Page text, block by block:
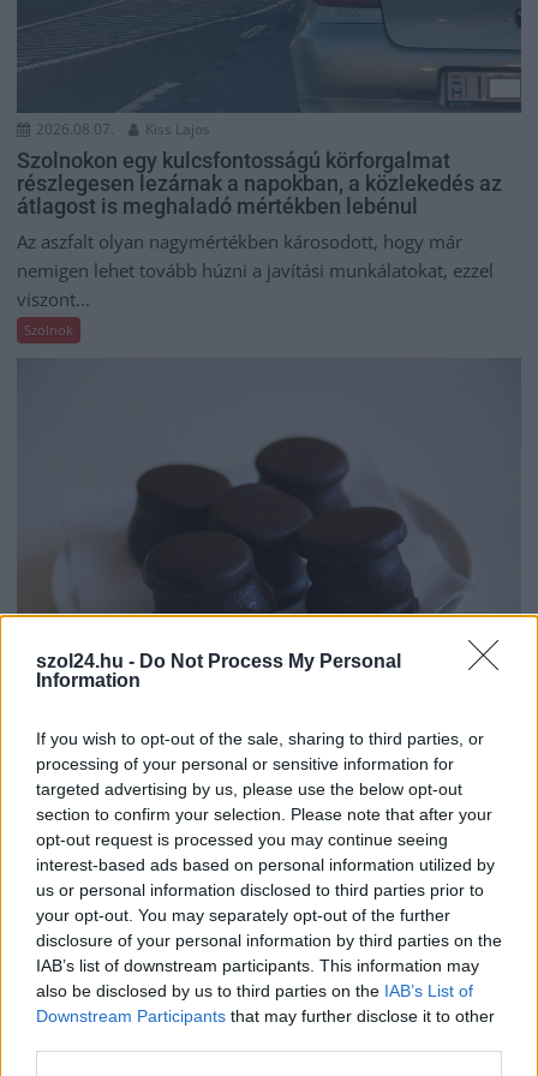
szol24.hu - Do Not Process My Personal
Information
If you wish to opt-out of the sale, sharing to third parties, or
processing of your personal or sensitive information for
targeted advertising by us, please use the below opt-out
section to confirm your selection. Please note that after your
opt-out request is processed you may continue seeing
interest-based ads based on personal information utilized by
us or personal information disclosed to third parties prior to
your opt-out. You may separately opt-out of the further
disclosure of your personal information by third parties on the
IAB’s list of downstream participants. This information may
also be disclosed by us to third parties on the IAB’s List of
Downstream Participants that may further disclose it to other
2026.08.07. Kiss Lajos
Szolnokon egy kulcsfontosságú körforgalmat
részlegesen lezárnak a napokban, a közlekedés az
átlagost is meghaladó mértékben lebénul
Az aszfalt olyan nagymértékben károsodott, hogy már
nemigen lehet tovább húzni a javítási munkálatokat, ezzel
viszont...
Szolnok
Ön szerint hogy készül a hamisítatlan szolnoki
habos isler?
Igazi retró klasszikus desszert, amelyet generációk óta
szeretnek, és amelyet sokan ma is próbálnak otthon
újraalkotni....
Szolnok